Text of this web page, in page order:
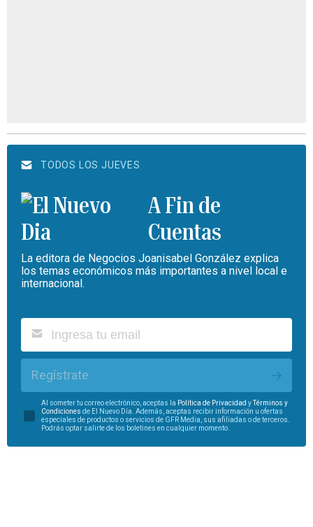
TODOS LOS JUEVES
A Fin de
Cuentas
La editora de Negocios Joanisabel González explica
los temas económicos más importantes a nivel local e
internacional.
Regístrate
Al someter tu correo electrónico, aceptas la Política de Privacidad yTérminos y
Condiciones de El Nuevo Día. Además, aceptas recibir información u ofertas
especiales de productos o servicios de GFR Media, sus afiliadas o de terceros.
Podrás optar salirte de los boletines en cualquier momento.